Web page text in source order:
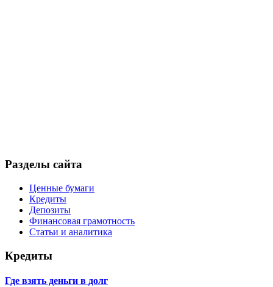
Разделы сайта
Ценные бумаги
Кредиты
Депозиты
Финансовая грамотность
Статьи и аналитика
Кредиты
Где взять деньги в долг